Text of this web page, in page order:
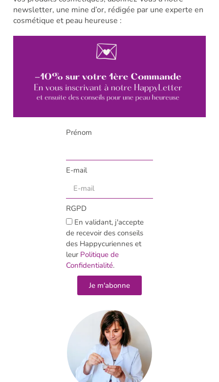
newsletter, une mine d’or, rédigée par une experte en
cosmétique et peau heureuse :
Prénom
E-mail
RGPD
En validant, j'accepte
de recevoir des conseils
des Happycuriennes et
leur Politique de
Confidentialité.
Je m'abonne